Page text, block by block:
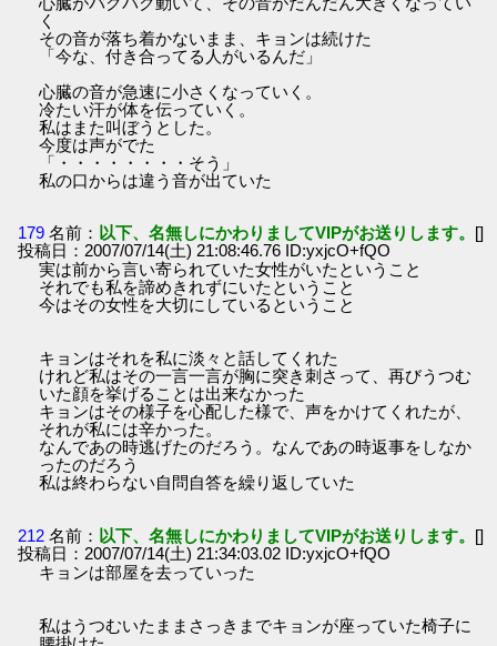
く
その音が落ち着かないまま、キョンは続けた
「今な、付き合ってる人がいるんだ」
心臓の音が急速に小さくなっていく。
冷たい汗が体を伝っていく。
私はまた叫ぼうとした。
今度は声がでた
「・・・・・・・・そう」
私の口からは違う音が出ていた
179 名前： 以下、名無しにかわりましてVIPがお送りします。 []
投稿日：2007/07/14(土) 21:08:46.76 ID:yxjcO+fQO
実は前から言い寄られていた女性がいたということ
それでも私を諦めきれずにいたということ
今はその女性を大切にしているということ
キョンはそれを私に淡々と話してくれた
けれど私はその一言一言が胸に突き刺さって、再びうつむ
いた顔を挙げることは出来なかった
キョンはその様子を心配した様で、声をかけてくれたが、
それが私には辛かった。
なんであの時逃げたのだろう。なんであの時返事をしなか
ったのだろう
私は終わらない自問自答を繰り返していた
212 名前： 以下、名無しにかわりましてVIPがお送りします。 []
投稿日：2007/07/14(土) 21:34:03.02 ID:yxjcO+fQO
キョンは部屋を去っていった
私はうつむいたままさっきまでキョンが座っていた椅子に